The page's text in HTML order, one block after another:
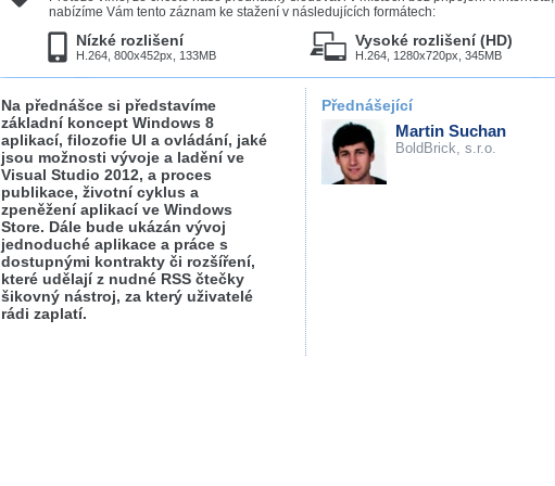
nabízíme Vám tento záznam ke stažení v následujících formátech:
Nízké rozlišení
H.264, 800x452px, 133MB
Vysoké rozlišení (HD)
H.264, 1280x720px, 345MB
Na přednášce si představíme
základní koncept Windows 8
aplikací, filozofie UI a ovládání, jaké
jsou možnosti vývoje a ladění ve
Visual Studio 2012, a proces
publikace, životní cyklus a
zpeněžení aplikací ve Windows
Store. Dále bude ukázán vývoj
jednoduché aplikace a práce s
dostupnými kontrakty či rozšíření,
které udělají z nudné RSS čtečky
šikovný nástroj, za který uživatelé
rádi zaplatí.
Přednášející
Martin Suchan
BoldBrick, s.r.o.